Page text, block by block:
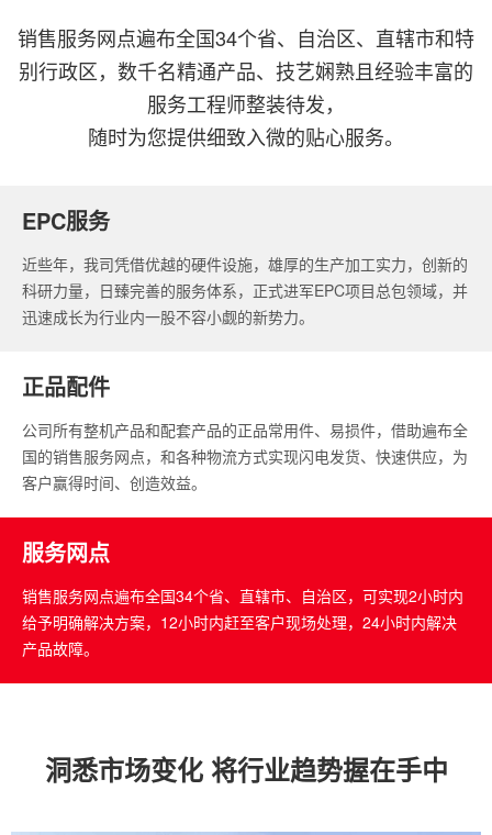
销售服务网点遍布全国34个省、自治区、直辖市和特
别行政区，数千名精通产品、技艺娴熟且经验丰富的
服务工程师整装待发，
随时为您提供细致入微的贴心服务。
EPC服务
近些年，我司凭借优越的硬件设施，雄厚的生产加工实力，创新的
科研力量，日臻完善的服务体系，正式进军EPC项目总包领域，并
迅速成长为行业内一股不容小觑的新势力。
正品配件
公司所有整机产品和配套产品的正品常用件、易损件，借助遍布全
国的销售服务网点，和各种物流方式实现闪电发货、快速供应，为
客户赢得时间、创造效益。
服务网点
销售服务网点遍布全国34个省、直辖市、自治区，可实现2小时内
给予明确解决方案，12小时内赶至客户现场处理，24小时内解决
产品故障。
洞悉市场变化 将行业趋势握在手中